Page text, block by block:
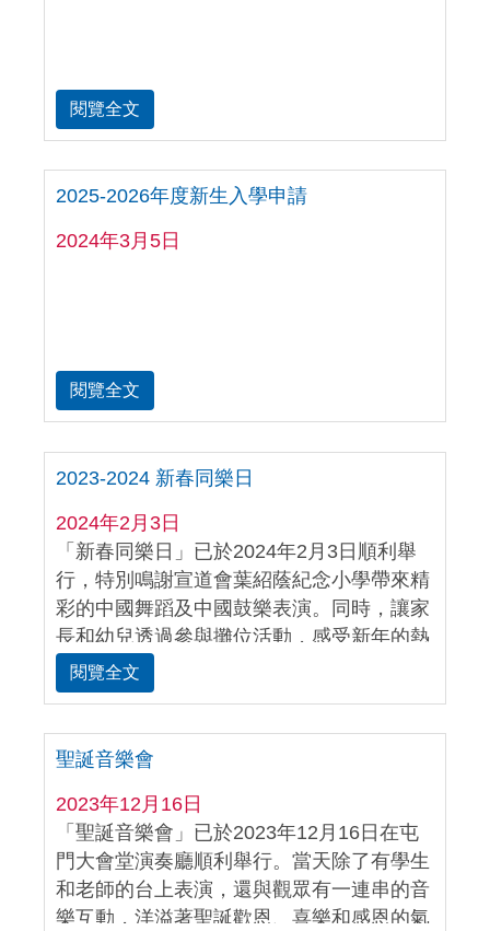
閱覽全文
2025-2026年度新生入學申請
2024年3月5日
閱覽全文
2023-2024 新春同樂日
2024年2月3日
「新春同樂日」已於2024年2月3日順利舉
行，特別鳴謝宣道會葉紹蔭紀念小學帶來精
彩的中國舞蹈及中國鼓樂表演。同時，讓家
長和幼兒透過參與攤位活動，感受新年的熱
鬧歡樂的氣氛。
閱覽全文
聖誕音樂會
2023年12月16日
「聖誕音樂會」已於2023年12月16日在屯
門大會堂演奏廳順利舉行。當天除了有學生
和老師的台上表演，還與觀眾有一連串的音
樂互動，洋溢著聖誕歡恩、喜樂和感恩的氣